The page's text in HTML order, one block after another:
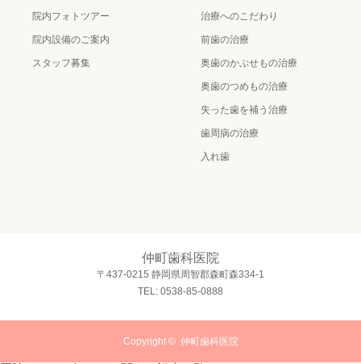
院内フォトツアー
院内設備のご案内
スタッフ募集
治療へのこだわり
前歯の治療
奥歯のかぶせもの治療
奥歯のつめもの治療
失った歯を補う治療
歯周病の治療
入れ歯
仲町歯科医院
〒437-0215 静岡県周智郡森町森334-1
TEL: 0538-85-0888
Copyright © 仲町歯科医院